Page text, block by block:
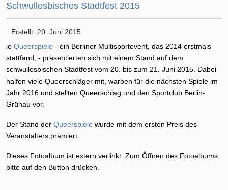
Schwullesbisches Stadtfest 2015
Erstellt: 20. Juni 2015
ie Queerspiele - ein Berliner Multisportevent, das 2014 erstmals
stattfand, - präsentierten sich mit einem Stand auf dem
schwullesbischen Stadtfest vom 20. bis zum 21. Juni 2015. Dabei
halfen viele Queerschläger mit, warben für die nächsten Spiele im
Jahr 2016 und stellten Queerschlag und den Sportclub Berlin-
Grünau vor.
Der Stand der Queerspiele wurde mit dem ersten Preis des
Veranstalters prämiert.
Dieses Fotoalbum ist extern verlinkt. Zum Öffnen des Fotoalbums
bitte auf den Button drücken.